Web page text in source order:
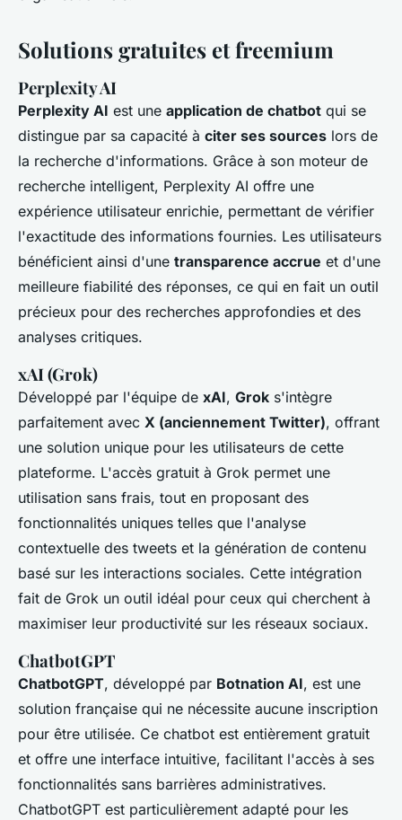
Solutions gratuites et freemium
Perplexity AI
Perplexity AI est une application de chatbot qui se
distingue par sa capacité à citer ses sources lors de
la recherche d'informations. Grâce à son moteur de
recherche intelligent, Perplexity AI offre une
expérience utilisateur enrichie, permettant de vérifier
l'exactitude des informations fournies. Les utilisateurs
bénéficient ainsi d'une transparence accrue et d'une
meilleure fiabilité des réponses, ce qui en fait un outil
précieux pour des recherches approfondies et des
analyses critiques.
xAI (Grok)
Développé par l'équipe de xAI, Grok s'intègre
parfaitement avec X (anciennement Twitter), offrant
une solution unique pour les utilisateurs de cette
plateforme. L'accès gratuit à Grok permet une
utilisation sans frais, tout en proposant des
fonctionnalités uniques telles que l'analyse
contextuelle des tweets et la génération de contenu
basé sur les interactions sociales. Cette intégration
fait de Grok un outil idéal pour ceux qui cherchent à
maximiser leur productivité sur les réseaux sociaux.
ChatbotGPT
ChatbotGPT, développé par Botnation AI, est une
solution française qui ne nécessite aucune inscription
pour être utilisée. Ce chatbot est entièrement gratuit
et offre une interface intuitive, facilitant l'accès à ses
fonctionnalités sans barrières administratives.
ChatbotGPT est particulièrement adapté pour les